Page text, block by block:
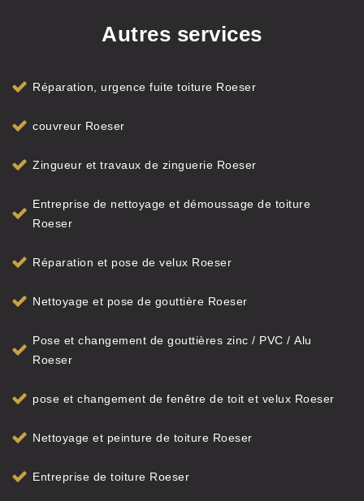
Autres services
Réparation, urgence fuite toiture Roeser
couvreur Roeser
Zingueur et travaux de zinguerie Roeser
Entreprise de nettoyage et démoussage de toiture
Roeser
Réparation et pose de velux Roeser
Nettoyage et pose de gouttière Roeser
Pose et changement de gouttières zinc / PVC / Alu
Roeser
pose et changement de fenêtre de toit et velux Roeser
Nettoyage et peinture de toiture Roeser
Entreprise de toiture Roeser